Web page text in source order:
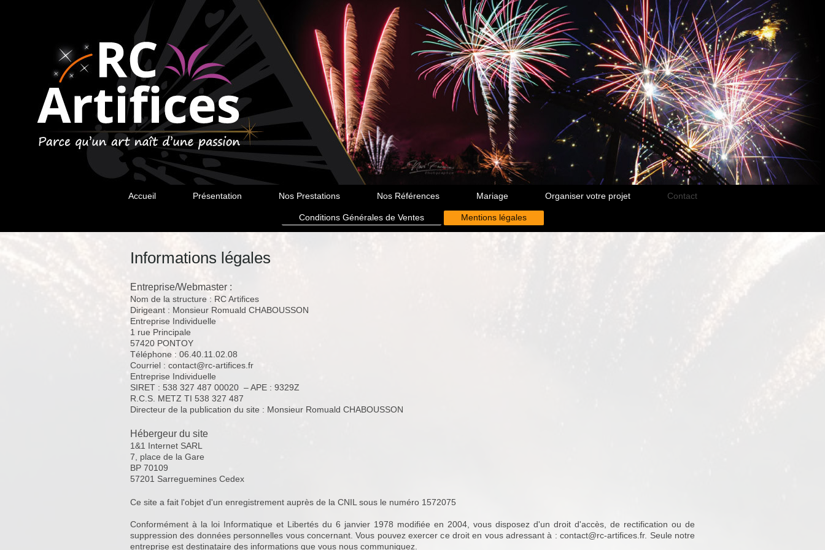
Accueil Présentation Nos Prestations Nos Références Mariage Organiser votre projet Contact
Conditions Générales de Ventes Mentions légales
Informations légales
Entreprise/Webmaster :
Nom de la structure : RC Artifices
Dirigeant : Monsieur Romuald CHABOUSSON
Entreprise Individuelle
1 rue Principale
57420 PONTOY
Téléphone : 06.40.11.02.08
Courriel : contact@rc-artifices.fr
Entreprise Individuelle
SIRET : 538 327 487 00020 – APE : 9329Z
R.C.S. METZ TI 538 327 487
Directeur de la publication du site : Monsieur Romuald CHABOUSSON
Hébergeur du site
1&1 Internet SARL
7, place de la Gare
BP 70109
57201 Sarreguemines Cedex
Ce site a fait l'objet d'un enregistrement auprès de la CNIL sous le numéro 1572075
Conformément à la loi Informatique et Libertés du 6 janvier 1978 modifiée en 2004, vous disposez d'un droit d'accès, de rectification ou de
suppression des données personnelles vous concernant. Vous pouvez exercer ce droit en vous adressant à : contact@rc-artifices.fr. Seule notre
entreprise est destinataire des informations que vous nous communiquez.